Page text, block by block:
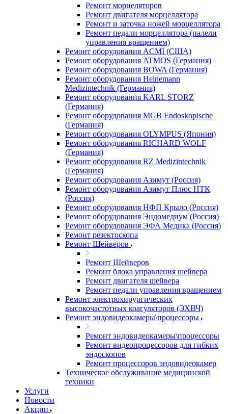
Ремонт морцеляторов
Ремонт двигателя морцеллятора
Ремонт и заточка ножей морцеллятора
Ремонт педали морцеллятора (палели
управления вращением)
Ремонт оборудования ACMI (США)
Ремонт оборудования ATMOS (Германия)
Ремонт оборудования BOWA (Германия)
Ремонт оборудования Heinemann
Medizintechnik (Германия)
Ремонт оборудования KARL STORZ
(Германия)
Ремонт оборудования MGB Endoskopische
(Германия)
Ремонт оборудования OLYMPUS (Япония)
Ремонт оборудования RICHARD WOLF
(Германия)
Ремонт оборудования RZ Medizintechnik
(Германия)
Ремонт оборудования Азимут (Россия)
Ремонт оборудования Азимут Плюс НТК
(Россия)
Ремонт оборудования НФП Крыло (Россия)
Ремонт оборудования Эндомедиум (Россия)
Ремонт оборудования ЭФА Медика (Россия)
Ремонт резектоскопа
Ремонт Шейверов
Ремонт Шейверов
Ремонт блока управления шейвера
Ремонт двигателя шейвера
Ремонт педали управления вращением
Ремонт электрохирургических
высокочастотных коагуляторов (ЭХВЧ)
Ремонт эндовидеокамеры\процессоры
Ремонт эндовидеокамеры\процессоры
Ремонт видеопроцессоров для гибких
эндоскопов
Ремонт процессоров эндовидеокамер
Техническое обслуживание медицинской
техники
Услуги
Новости
Акции